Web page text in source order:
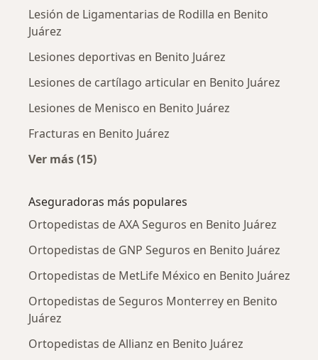
Lesión de Ligamentarias de Rodilla en Benito
Juárez
Lesiones deportivas en Benito Juárez
Lesiones de cartílago articular en Benito Juárez
Lesiones de Menisco en Benito Juárez
Fracturas en Benito Juárez
Ver más (15)
Aseguradoras más populares
Ortopedistas de AXA Seguros en Benito Juárez
Ortopedistas de GNP Seguros en Benito Juárez
Ortopedistas de MetLife México en Benito Juárez
Ortopedistas de Seguros Monterrey en Benito
Juárez
Ortopedistas de Allianz en Benito Juárez